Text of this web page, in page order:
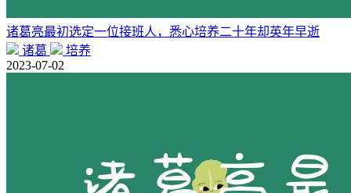
诸葛亮最初选定一位接班人，悉心培养二十年却英年早逝
诸葛
培养
2023-07-02